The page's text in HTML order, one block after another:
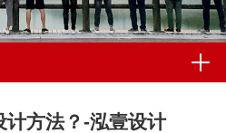
方法？-泓壹设计